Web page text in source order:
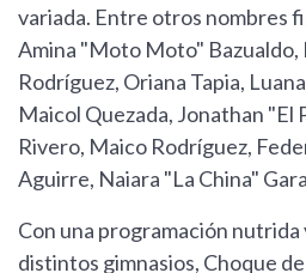
variada. Entre otros nombres
Amina "Moto Moto" Bazualdo,
Rodríguez, Oriana Tapia,
Maicol Quezada, Jonathan "El
Rivero, Maico Rodríguez,
Aguirre, Naiara "La China"
Con una programación
distintos gimnasios, Choque